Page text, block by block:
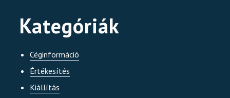
Kategóriák
Céginformáció
Értékesítés
Kiállítás